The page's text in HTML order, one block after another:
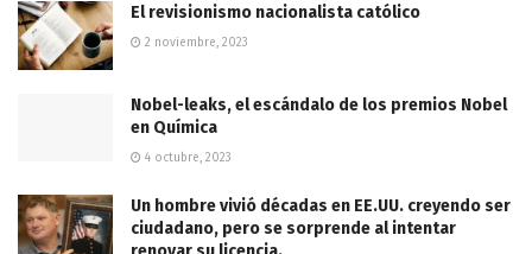
El revisionismo nacionalista católico
2 noviembre, 2023
Nobel-leaks, el escándalo de los premios Nobel
en Química
4 octubre, 2023
Un hombre vivió décadas en EE.UU. creyendo ser
ciudadano, pero se sorprende al intentar